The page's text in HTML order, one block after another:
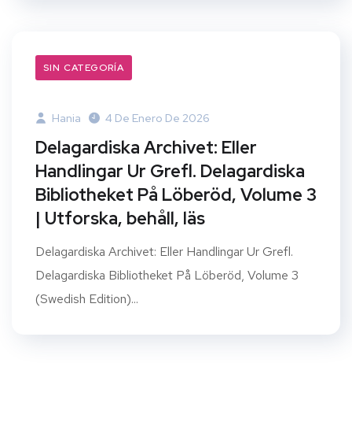
SIN CATEGORÍA
Hania 4 De Enero De 2026
Delagardiska Archivet: Eller
Handlingar Ur Grefl. Delagardiska
Bibliotheket På Löberöd, Volume 3
| Utforska, behåll, läs
Delagardiska Archivet: Eller Handlingar Ur Grefl.
Delagardiska Bibliotheket På Löberöd, Volume 3
(Swedish Edition)...